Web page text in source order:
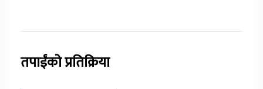
तपाईंको प्रतिक्रिया